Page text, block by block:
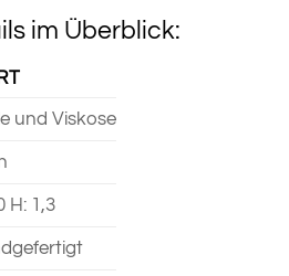
im Überblick:
und Viskose
H: 1,3